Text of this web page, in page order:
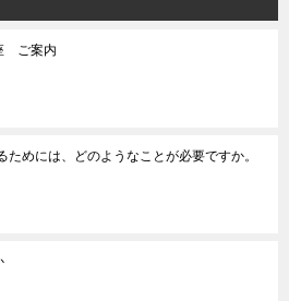
ご案内
ためには、どのようなことが必要ですか。